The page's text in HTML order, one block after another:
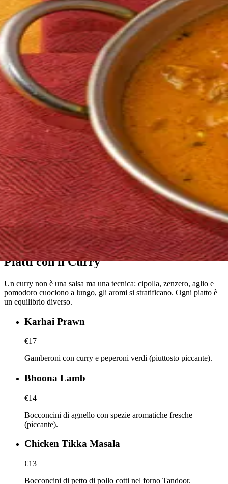
Piatti con il Curry
Un curry non è una salsa ma una tecnica: cipolla, zenzero, aglio e
pomodoro cuociono a lungo, gli aromi si stratificano. Ogni piatto è
un equilibrio diverso.
Karhai Prawn
€17
Gamberoni con curry e peperoni verdi (piuttosto piccante).
Bhoona Lamb
€14
Bocconcini di agnello con spezie aromatiche fresche
(piccante).
Chicken Tikka Masala
€13
Bocconcini di petto di pollo cotti nel forno Tandoor.